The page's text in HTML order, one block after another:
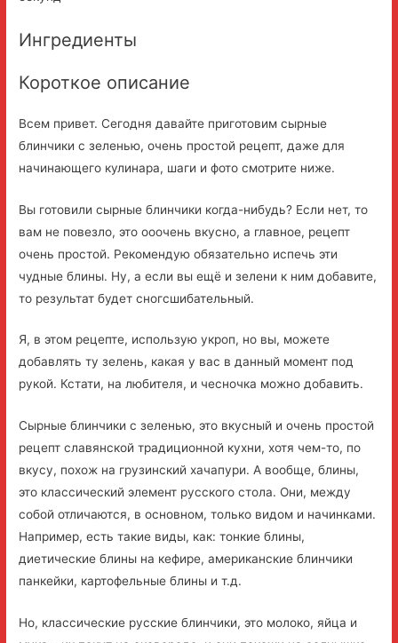
Ингредиенты
Короткое описание
Всем привет. Сегодня давайте приготовим сырные
блинчики с зеленью, очень простой рецепт, даже для
начинающего кулинара, шаги и фото смотрите ниже.
Вы готовили сырные блинчики когда-нибудь? Если нет, то
вам не повезло, это ооочень вкусно, а главное, рецепт
очень простой. Рекомендую обязательно испечь эти
чудные блины. Ну, а если вы ещё и зелени к ним добавите,
то результат будет сногсшибательный.
Я, в этом рецепте, использую укроп, но вы, можете
добавлять ту зелень, какая у вас в данный момент под
рукой. Кстати, на любителя, и чесночка можно добавить.
Сырные блинчики с зеленью, это вкусный и очень простой
рецепт славянской традиционной кухни, хотя чем-то, по
вкусу, похож на грузинский хачапури. А вообще, блины,
это классический элемент русского стола. Они, между
собой отличаются, в основном, только видом и начинками.
Например, есть такие виды, как: тонкие блины,
диетические блины на кефире, американские блинчики
панкейки, картофельные блины и т.д.
Но, классические русские блинчики, это молоко, яйца и